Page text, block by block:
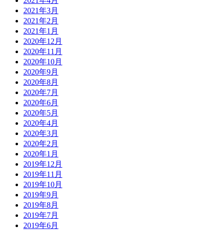
2021年3月
2021年2月
2021年1月
2020年12月
2020年11月
2020年10月
2020年9月
2020年8月
2020年7月
2020年6月
2020年5月
2020年4月
2020年3月
2020年2月
2020年1月
2019年12月
2019年11月
2019年10月
2019年9月
2019年8月
2019年7月
2019年6月